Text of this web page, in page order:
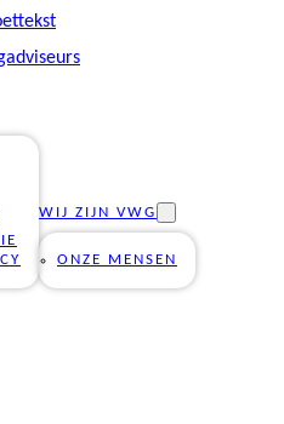
WIJ ZIJN VWG
ONZE MENSEN